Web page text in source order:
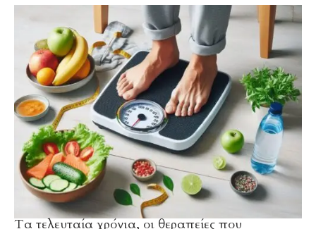
Τα τελευταία χρόνια, οι θεραπείες που